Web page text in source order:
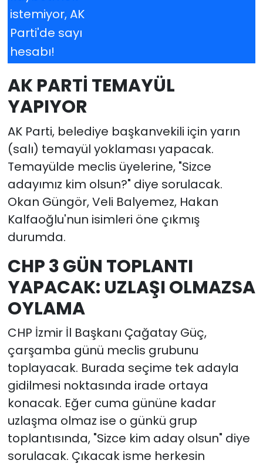
AK PARTİ TEMAYÜL
YAPIYOR
AK Parti, belediye başkanvekili için yarın
(salı) temayül yoklaması yapacak.
Temayülde meclis üyelerine, "Sizce
adayımız kim olsun?" diye sorulacak.
Okan Güngör, Veli Balyemez, Hakan
Kalfaoğlu'nun isimleri öne çıkmış
durumda.
CHP 3 GÜN TOPLANTI
YAPACAK: UZLAŞI OLMAZSA
OYLAMA
CHP İzmir İl Başkanı Çağatay Güç,
çarşamba günü meclis grubunu
toplayacak. Burada seçime tek adayla
gidilmesi noktasında irade ortaya
konacak. Eğer cuma gününe kadar
uzlaşma olmaz ise o günkü grup
toplantısında, "Sizce kim aday olsun" diye
sorulacak. Çıkacak isme herkesin